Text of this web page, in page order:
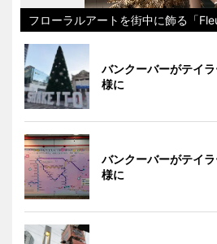
フローラルアートを街中に飾る「
バンクーバーがテイ
様に
バンクーバーがテイ
様に